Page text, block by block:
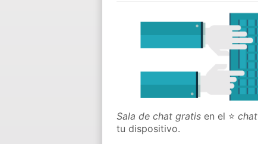
Sala de chat gratis en el ⭐
tu dispositivo.